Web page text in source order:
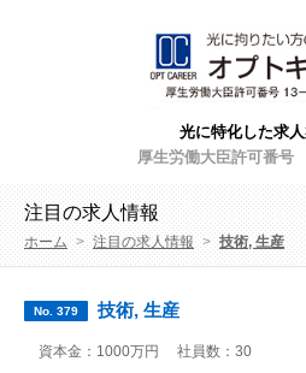
光に特化した求
厚生労働大臣許可番号
注目の求人情報
ホーム > 注目の求人情報 > 技術, 生産
No. 379 技術, 生産
資本金：1000万円 社員数：30